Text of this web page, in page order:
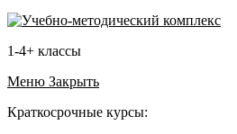
1-4+ классы
Меню Закрыть
Краткосрочные курсы: